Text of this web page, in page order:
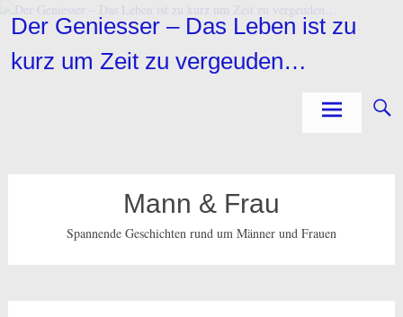
Zum
InhaltDer Geniesser – Das Leben ist zu
kurz um Zeit zu vergeuden…
Mann & Frau
Spannende Geschichten rund um Männer und Frauen